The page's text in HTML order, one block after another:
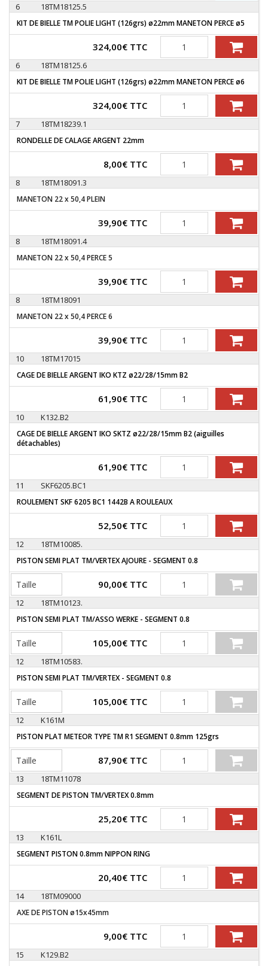
6 18TM18125.5
KIT DE BIELLE TM POLIE LIGHT (126grs) ø22mm MANETON PERCE ø5
324,00€ TTC Quantité
6 18TM18125.6
KIT DE BIELLE TM POLIE LIGHT (126grs) ø22mm MANETON PERCE ø6
324,00€ TTC Quantité
7 18TM18239.1
RONDELLE DE CALAGE ARGENT 22mm
8,00€ TTC Quantité
8 18TM18091.3
MANETON 22 x 50,4 PLEIN
39,90€ TTC Quantité
8 18TM18091.4
MANETON 22 x 50,4 PERCE 5
39,90€ TTC Quantité
8 18TM18091
MANETON 22 x 50,4 PERCE 6
39,90€ TTC Quantité
10 18TM17015
CAGE DE BIELLE ARGENT IKO KTZ ø22/28/15mm B2
61,90€ TTC Quantité
10 K132.B2
CAGE DE BIELLE ARGENT IKO SKTZ ø22/28/15mm B2 (aiguilles
détachables)
61,90€ TTC Quantité
11 SKF6205.BC1
ROULEMENT SKF 6205 BC1 1442B A ROULEAUX
52,50€ TTC Quantité
12 18TM10085.
PISTON SEMI PLAT TM/VERTEX AJOURE - SEGMENT 0.8
90,00€ TTC Quantité
12 18TM10123.
PISTON SEMI PLAT TM/ASSO WERKE - SEGMENT 0.8
105,00€ TTC Quantité
12 18TM10583.
PISTON SEMI PLAT TM/VERTEX - SEGMENT 0.8
105,00€ TTC Quantité
12 K161M
PISTON PLAT METEOR TYPE TM R1 SEGMENT 0.8mm 125grs
87,90€ TTC Quantité
13 18TM11078
SEGMENT DE PISTON TM/VERTEX 0.8mm
25,20€ TTC Quantité
13 K161L
SEGMENT PISTON 0.8mm NIPPON RING
20,40€ TTC Quantité
14 18TM09000
AXE DE PISTON ø15x45mm
9,00€ TTC Quantité
15 K129.B2